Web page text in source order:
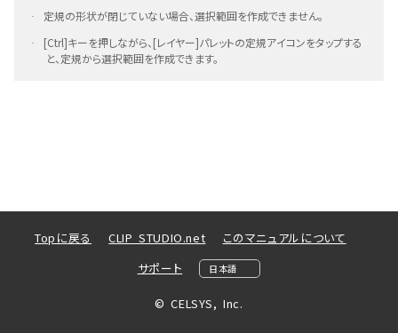
· 定規の形状が閉じていない場合、選択範囲を作成できません。
·
[Ctrl]キーを押しながら、[レイヤー]パレットの定規アイコンをタップする
と、定規から選択範囲を作成できます。
Topに戻る CLIP STUDIO.net
このマニュアルについて
サポート
© CELSYS, Inc.